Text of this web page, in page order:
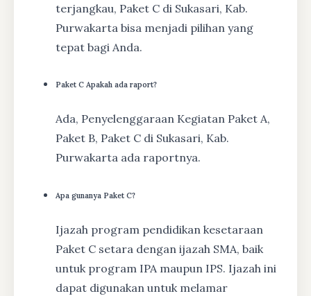
terjangkau, Paket C di Sukasari, Kab.
Purwakarta bisa menjadi pilihan yang
tepat bagi Anda.
Paket C Apakah ada raport?
Ada, Penyelenggaraan Kegiatan Paket A,
Paket B, Paket C di Sukasari, Kab.
Purwakarta ada raportnya.
Apa gunanya Paket C?
Ijazah program pendidikan kesetaraan
Paket C setara dengan ijazah SMA, baik
untuk program IPA maupun IPS. Ijazah ini
dapat digunakan untuk melamar